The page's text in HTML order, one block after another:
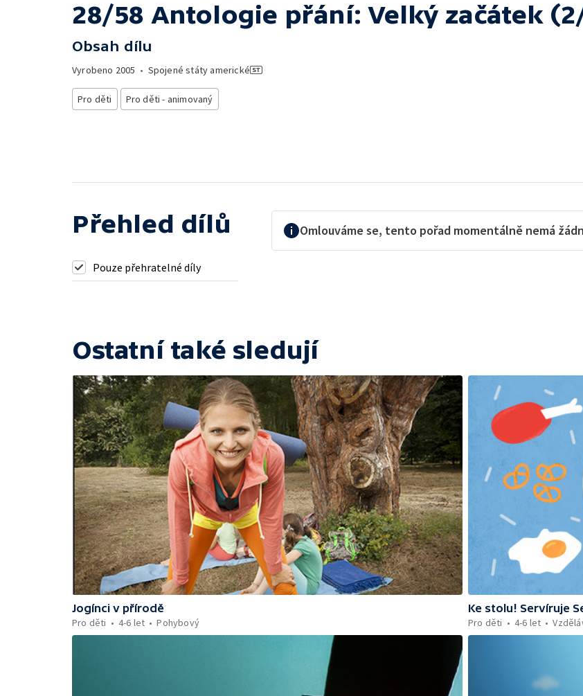
28/58 Antologie přání: Velký začátek
Obsah dílu
Vyrobeno 2005 • Spojené státy americké
Pro děti Pro děti - animovaný
Přehled dílů
Pouze přehratelné díly
Omlouváme se, tento pořad momentálně nemá
Ostatní také sledují
Jogínci v přírodě
Pro děti
4-6 let Pohybový
Ke stolu! Servíruje
Pro děti
4-6 let